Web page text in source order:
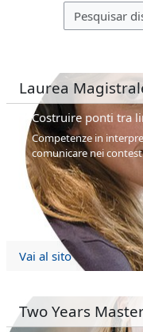
Laurea
Costruire ponti tra
Competenze in
comunicare nei
Vai al sito
Two Years